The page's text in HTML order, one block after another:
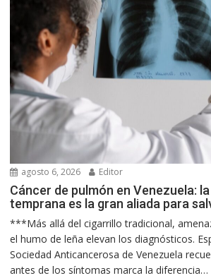
agosto 6, 2026 Editor
Cáncer de pulmón en Venezuela:
temprana es la gran aliada para
***Más allá del cigarrillo tradicional,
el humo de leña elevan los diagnósticos.
Sociedad Anticancerosa de Venezuela
antes de los síntomas marca la diferencia…